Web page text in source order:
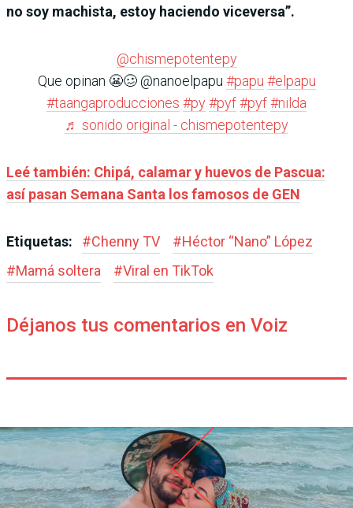
no soy machista, estoy haciendo viceversa”.
@chismepotentepy
Que opinan 😬🥴 @nanoelpapu #papu #elpapu
#taangaproducciones #py#pyf#pyf#nilda
♬ sonido original - chismepotentepy
Leé también: Chipá, calamar y huevos de Pascua:
así pasan Semana Santa los famosos de GEN
Etiquetas: #Chenny TV #Héctor “Nano” López
#Mamá soltera #Viral en TikTok
Déjanos tus comentarios en Voiz